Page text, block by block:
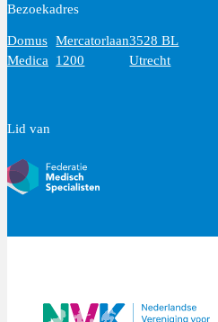
Bezoekadres
Domus
Medica
Mercatorlaan
1200
3528 BL
Utrecht
Lid van